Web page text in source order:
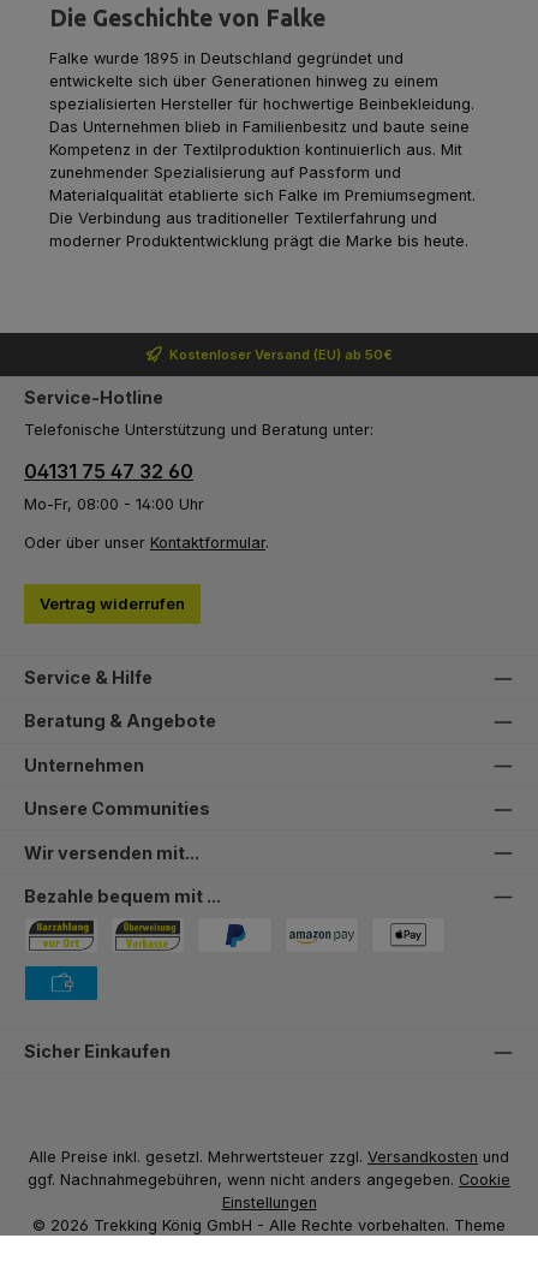
Die Geschichte von Falke
Falke wurde 1895 in Deutschland gegründet und
entwickelte sich über Generationen hinweg zu einem
spezialisierten Hersteller für hochwertige Beinbekleidung.
Das Unternehmen blieb in Familienbesitz und baute seine
Kompetenz in der Textilproduktion kontinuierlich aus. Mit
zunehmender Spezialisierung auf Passform und
Materialqualität etablierte sich Falke im Premiumsegment.
Die Verbindung aus traditioneller Textilerfahrung und
moderner Produktentwicklung prägt die Marke bis heute.
Kostenloser Versand (EU) ab 50€
Service-Hotline
Telefonische Unterstützung und Beratung unter:
04131 75 47 32 60
Mo-Fr, 08:00 - 14:00 Uhr
Oder über unser Kontaktformular.
Vertrag widerrufen
Service & Hilfe
Beratung & Angebote
Unternehmen
Unsere Communities
Wir versenden mit...
Bezahle bequem mit ...
Bezahlung in der Filiale
Sicher Einkaufen
Alle Preise inkl. gesetzl. Mehrwertsteuer zzgl. Versandkosten und
ggf. Nachnahmegebühren, wenn nicht anders angegeben. Cookie
Einstellungen
© 2026 Trekking König GmbH - Alle Rechte vorbehalten. Theme